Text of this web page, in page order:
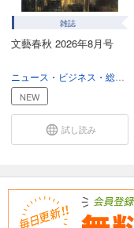
雑誌
文藝春秋 2026年8月号
NEW
試し読み